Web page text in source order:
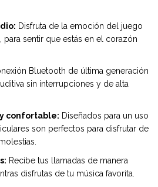
Disfruta de la emoción del juego
sentir que estás en el corazón
Bluetooth de última generación
sin interrupciones y de alta
confortable: Diseñados para un uso
son perfectos para disfrutar de
Recibe tus llamadas de manera
disfrutas de tu música favorita.